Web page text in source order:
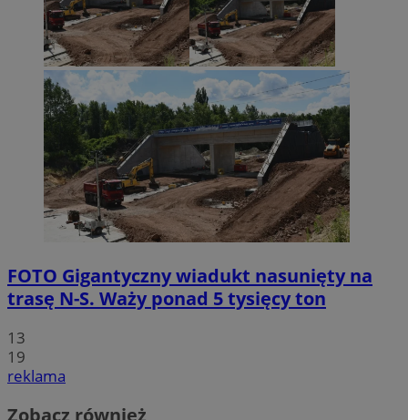
FOTO Gigantyczny wiadukt nasunięty na
trasę N-S. Waży ponad 5 tysięcy ton
13
19
reklama